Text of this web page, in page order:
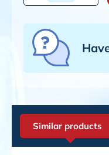
Similar products